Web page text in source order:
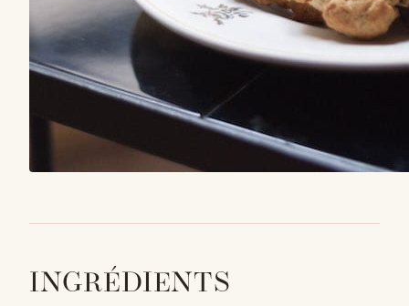
INGRÉDIENTS